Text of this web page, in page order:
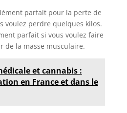
parfait pour la perte de
voulez perdre quelques kilos.
parfait si vous voulez faire
de la masse musculaire.
et cannabis :
en France et dans le